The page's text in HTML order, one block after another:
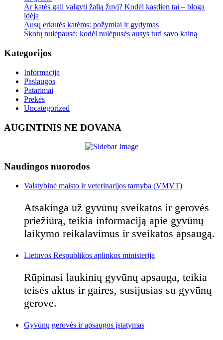
Ar katės gali valgyti žalią žuvį? Kodėl kasdien tai – bloga
idėja
Ausų erkutės katėms: požymiai ir gydymas
Škotų nulėpausė: kodėl nulėpusės ausys turi savo kainą
Kategorijos
Informacija
Paslaugos
Patarimai
Prekės
Uncategorized
AUGINTINIS NE DOVANA
Naudingos nuorodos
Valstybinė maisto ir veterinarijos tarnyba (VMVT)
Atsakinga už gyvūnų sveikatos ir gerovės
priežiūrą, teikia informaciją apie gyvūnų
laikymo reikalavimus ir sveikatos apsaugą.
Lietuvos Respublikos aplinkos ministerija
Rūpinasi laukinių gyvūnų apsauga, teikia
teisės aktus ir gaires, susijusias su gyvūnų
gerove.
Gyvūnų gerovės ir apsaugos įstatymas